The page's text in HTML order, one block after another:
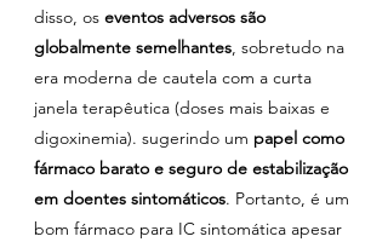
disso, os eventos adversos são
globalmente semelhantes, sobretudo na
era moderna de cautela com a curta
janela terapêutica (doses mais baixas e
digoxinemia). sugerindo um papel como
fármaco barato e seguro de estabilização
em doentes sintomáticos. Portanto, é um
bom fármaco para IC sintomática apesar